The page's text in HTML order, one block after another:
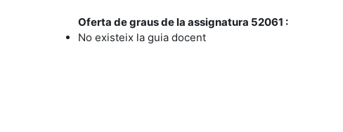
Oferta de graus de la assignatura 52061 :
No existeix la guia docent